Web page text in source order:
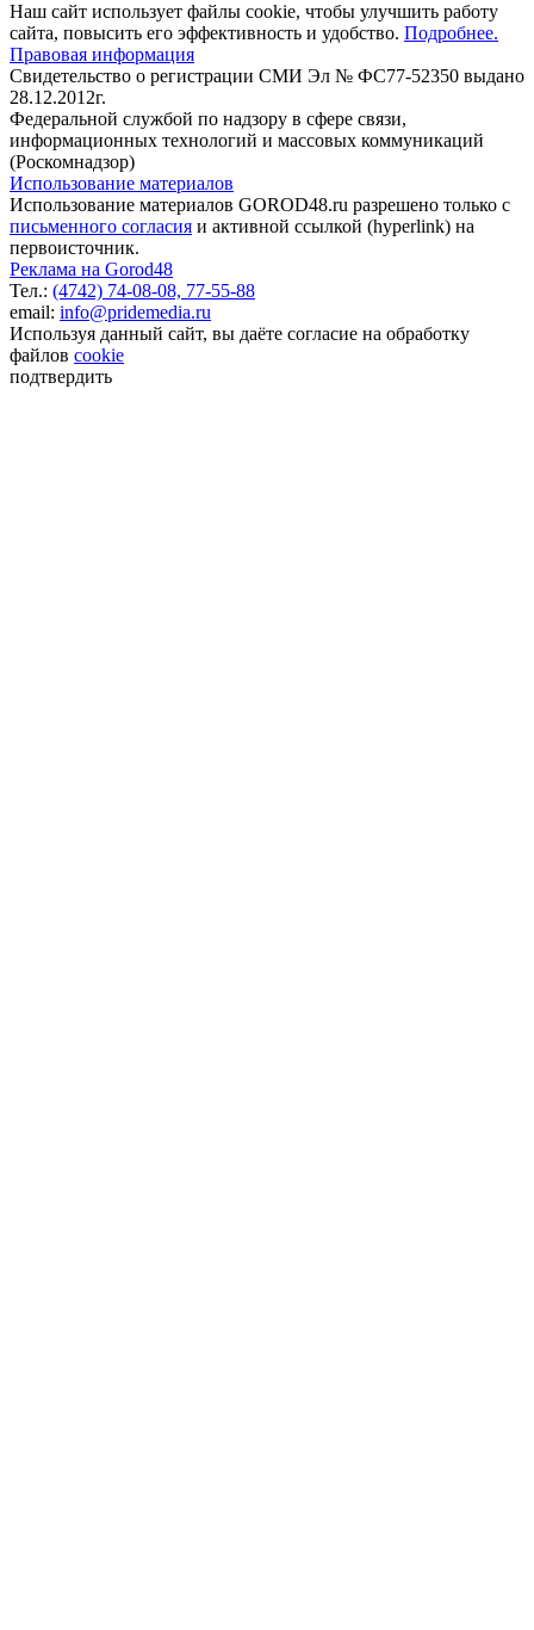
Наш сайт использует файлы cookie, чтобы улучшить работу
сайта, повысить его эффективность и удобство. Подробнее.
Правовая информация
Свидетельство о регистрации СМИ Эл № ФС77-52350 выдано
28.12.2012г.
Федеральной службой по надзору в сфере связи,
информационных технологий и массовых коммуникаций
(Роскомнадзор)
Использование материалов
Использование материалов GOROD48.ru разрешено только с
письменного согласия и активной ссылкой (hyperlink) на
первоисточник.
Реклама на Gorod48
Тел.: (4742) 74-08-08, 77-55-88
email: info@pridemedia.ru
Используя данный сайт, вы даёте согласие на обработку
файлов cookie
подтвердить